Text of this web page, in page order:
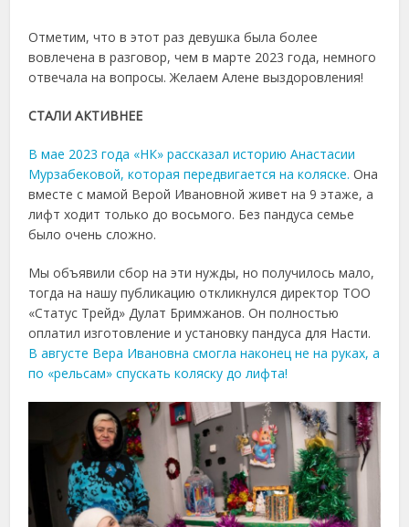
Отметим, что в этот раз девушка была более
вовлечена в разговор, чем в марте 2023 года, немного
отвечала на вопросы. Желаем Алене выздоровления!
СТАЛИ АКТИВНЕЕ
В мае 2023 года «НК» рассказал историю Анастасии
Мурзабековой, которая передвигается на коляске. Она
вместе с мамой Верой Ивановной живет на 9 этаже, а
лифт ходит только до восьмого. Без пандуса семье
было очень сложно.
Мы объявили сбор на эти нужды, но получилось мало,
тогда на нашу публикацию откликнулся директор ТОО
«Статус Трейд» Дулат Бримжанов. Он полностью
оплатил изготовление и установку пандуса для Насти.
В августе Вера Ивановна смогла наконец не на руках, а
по «рельсам» спускать коляску до лифта!